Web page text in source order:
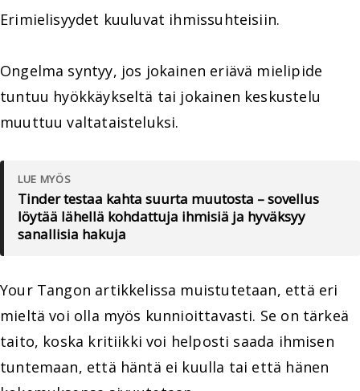
Erimielisyydet kuuluvat ihmissuhteisiin.
Ongelma syntyy, jos jokainen eriävä mielipide
tuntuu hyökkäykseltä tai jokainen keskustelu
muuttuu valtataisteluksi.
LUE MYÖS
Tinder testaa kahta suurta muutosta – sovellus
löytää lähellä kohdattuja ihmisiä ja hyväksyy
sanallisia hakuja
Your Tangon artikkelissa muistutetaan, että eri
mieltä voi olla myös kunnioittavasti. Se on tärkeä
taito, koska kritiikki voi helposti saada ihmisen
tuntemaan, että häntä ei kuulla tai että hänen